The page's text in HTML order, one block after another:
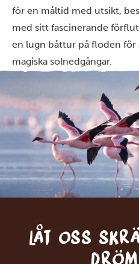
för en måltid med utsikt,
med sitt fascinerande
en lugn båttur på floden för
magiska solnedgångar.
Låt oss